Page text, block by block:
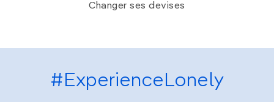
Changer ses devises
#ExperienceLonely